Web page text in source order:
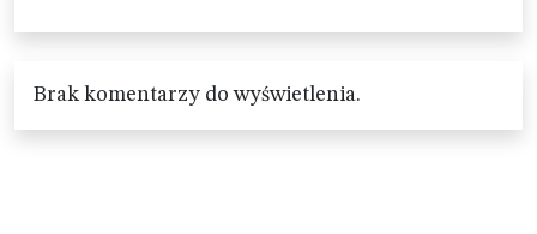
Brak komentarzy do wyświetlenia.